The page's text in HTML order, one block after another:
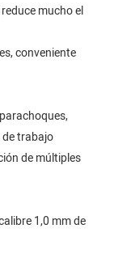
mucho el
conveniente
de trabajo
de múltiples
1,0 mm de